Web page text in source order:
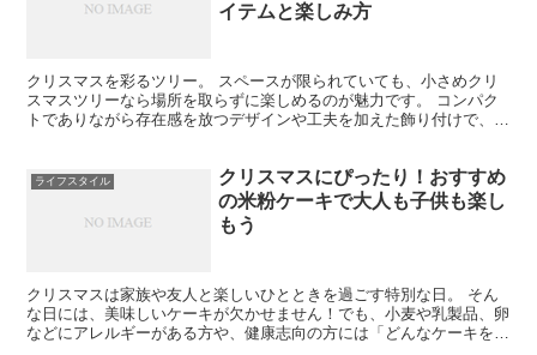
イテムと楽しみ方
クリスマスを彩るツリー。 スペースが限られていても、小さめクリ
スマスツリーなら場所を取らずに楽しめるのが魅力です。 コンパク
トでありながら存在感を放つデザインや工夫を加えた飾り付けで、お
ライフスタイル
クリスマスにぴったり！おすすめ
の米粉ケーキで大人も子供も楽し
もう
クリスマスは家族や友人と楽しいひとときを過ごす特別な日。 そん
な日には、美味しいケーキが欠かせません！でも、小麦や乳製品、卵
などにアレルギーがある方や、健康志向の方には「どんなケーキを選